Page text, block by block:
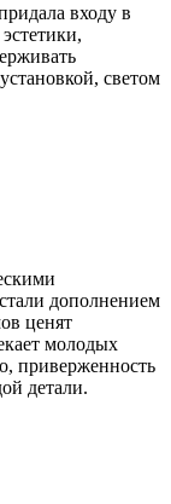
входу в
светом
дополнением
ценят
молодых
приверженность
детали.